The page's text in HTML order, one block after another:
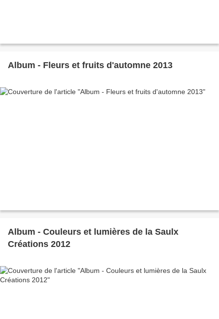
Album - Fleurs et fruits d'automne 2013
Album - Couleurs et lumières de la Saulx
Créations 2012